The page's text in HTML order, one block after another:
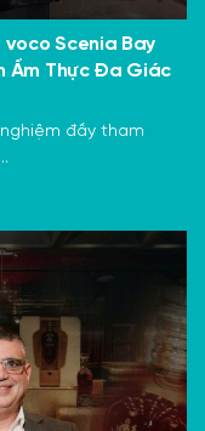
voco Scenia Bay
Ẩm Thực Đa Giác
đầy tham